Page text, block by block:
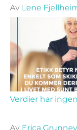
Av Lene
Verdier har
Av Erica